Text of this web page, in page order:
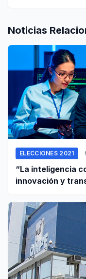
Noticias
ELECCIONES 2021
“La inteligencia
innovación y